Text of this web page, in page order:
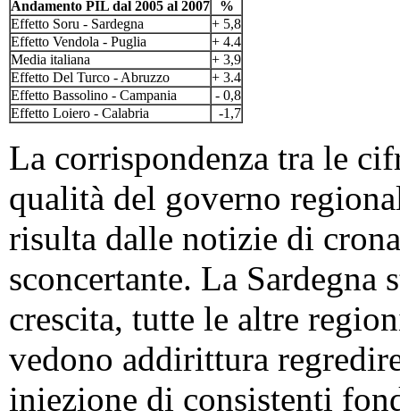
Andamento PIL dal 2005 al 2007
%
Effetto Soru - Sardegna
+ 5,8
Effetto Vendola - Puglia
+ 4.4
Media italiana
+ 3,9
Effetto Del Turco - Abruzzo
+ 3.4
Effetto Bassolino - Campania
- 0,8
Effetto Loiero - Calabria
-1,7
La corrispondenza tra le
qualità del governo
risulta dalle notizie di
sconcertante. La Sardegna
crescita, tutte le altre
vedono addirittura
iniezione di consistenti